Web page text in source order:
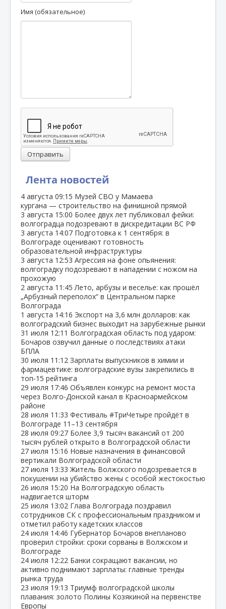
Лента новостей
4 августа 09:15 Музей СВО у Мамаева
кургана — строительство на финишной прямой
3 августа 15:00 Более двух лет публиковал фейки:
волгоградца подозревают в дискредитации ВС РФ
3 августа 14:07 Подготовка к 1 сентября: в
Волгограде оценивают готовность
образовательной инфраструктуры
3 августа 12:53 Агрессия на фоне опьянения:
волгоградку подозревают в нападении с ножом на
прохожую
2 августа 11:45 Лето, арбузы и веселье: как прошёл
„Арбузный переполох“ в Центральном парке
Волгограда
1 августа 14:16 Экспорт на 3,6 млн долларов: как
волгоградский бизнес выходит на зарубежные рынки
31 июля 12:11 Волгоградская область под ударом:
Бочаров озвучил данные о последствиях атаки
БПЛА
30 июля 11:12 Зарплаты выпускников в химии и
фармацевтике: волгоградские вузы закрепились в
топ‑15 рейтинга
29 июля 17:46 Объявлен конкурс на ремонт моста
через Волго‑Донской канал в Красноармейском
районе
28 июля 11:33 Фестиваль #ТриЧетыре пройдёт в
Волгограде 11–13 сентября
28 июля 09:27 Более 3,9 тысяч вакансий от 200
тысяч рублей открыто в Волгоградской области
27 июля 15:16 Новые назначения в финансовой
вертикали Волгоградской области
27 июля 13:33 Житель Волжского подозревается в
покушении на убийство жены с особой жестокостью
26 июля 15:20 На Волгоградскую область
надвигается шторм
25 июля 13:02 Глава Волгограда поздравил
сотрудников СК с профессиональным праздником и
отметил работу кадетских классов
24 июля 14:46 Губернатор Бочаров внепланово
проверил стройки: сроки сорваны в Волжском и
Волгограде
24 июля 12:22 Банки сокращают вакансии, но
активно поднимают зарплаты: главные тренды
рынка труда
23 июля 19:13 Триумф волгоградской школы
плавания: золото Полины Козякиной на первенстве
Европы
Имя (обязательное)
Отправить